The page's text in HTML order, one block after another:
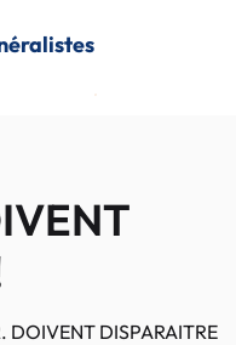
DOIVENT DISPARAITRE !